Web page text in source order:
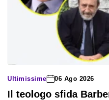
Ultimissime 06 Ago 2026
Il teologo sfida